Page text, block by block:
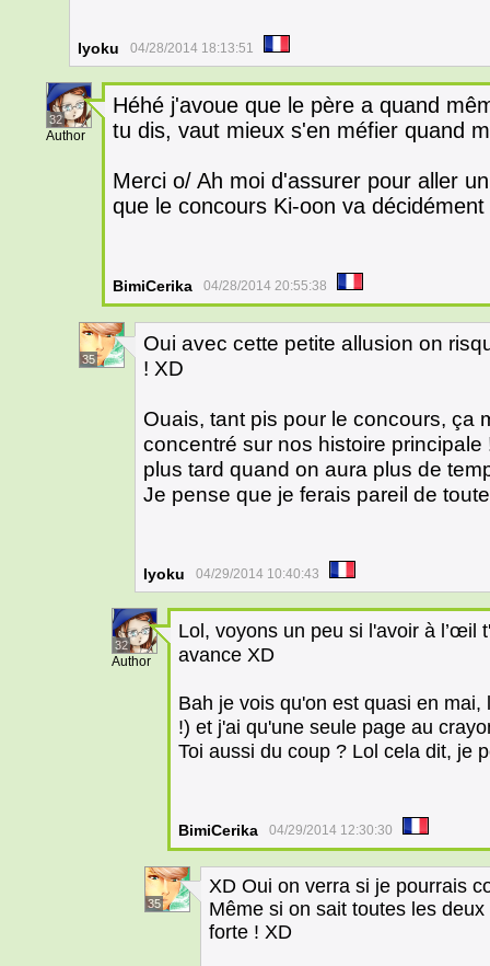
Iyoku 04/28/2014 18:13:51
32
Author
Héhé j'avoue que le père a quand
tu dis, vaut mieux s'en méfier quand
Merci o/ Ah moi d'assurer pour aller
que le concours Ki-oon va
BimiCerika 04/28/2014 20:55:38
35
Oui avec cette petite allusion on
! XD
Ouais, tant pis pour le concours, ça
concentré sur nos histoire
plus tard quand on aura plus de
Je pense que je ferais pareil de
Iyoku 04/29/2014 10:40:43
32
Author
Lol, voyons un peu si l'avoir à l’œil
avance XD
Bah je vois qu'on est quasi en
!) et j'ai qu'une seule page au
Toi aussi du coup ? Lol cela dit, je
BimiCerika 04/29/2014 12:30:30
35
XD Oui on verra si je pourrais
Même si on sait toutes les
forte ! XD